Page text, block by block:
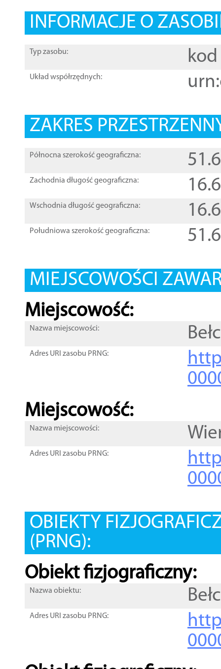
INFORMACJE O
Typ zasobu: kod
Układ współrzędnych:
ZAKRES
Północna szerokość geograficzna:
Zachodnia długość geograficzna:
Wschodnia długość geograficzna:
Południowa szerokość geograficzna:
MIEJSCOWOŚCI
Miejscowość:
Nazwa miejscowości:
Adres URI zasobu PRNG:
Miejscowość:
Nazwa miejscowości:
Adres URI zasobu PRNG:
OBIEKTY
(PRNG):
Obiekt fizjograficzny:
Nazwa obiektu:
Adres URI zasobu PRNG: